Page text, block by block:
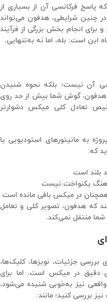
پاسخ فرکانسی آن از بسیاری از
چنین شرایطی، هدفون می‌تواند
انجام بخش بزرگی از فرآیند
این است: بله، اما نه به‌تنهایی.
آن نیست؛ بلکه نحوه شنیدن
هدفون، گوش شما بیش از حد روی
تعادل کلی میکس دشوارتر
به مانیتورهای استودیویی یا
که:
یکنواخت نیست
در میکس باقی مانده است
که هدفون، تصویر کلی و تعامل
شما منتقل نمی‌کند.
بررسی جزئیات، نویزها، کلیک‌ها،
دقیق در میکس است. اما برای
نیز به‌خوبی شنیده می‌شود،
بررسی کنید؛ مانند: